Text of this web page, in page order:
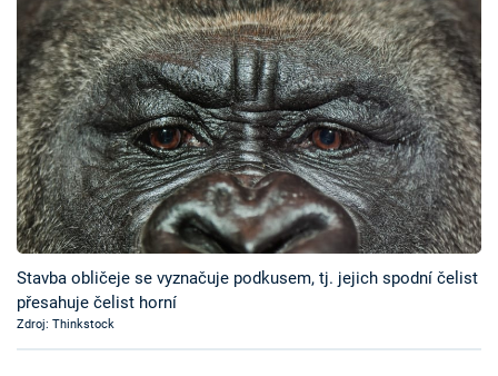
Témata
Témata
Pořady
TV Program
Časopis
Sledujte prima+
Přihlášení
Stavba obličeje se vyznačuje podkusem, tj. jejich spodní čelist
přesahuje čelist horní
Zdroj: Thinkstock